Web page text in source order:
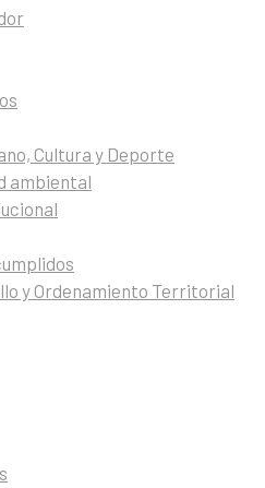
Cultura y Deporte
ambiental
y Ordenamiento Territorial